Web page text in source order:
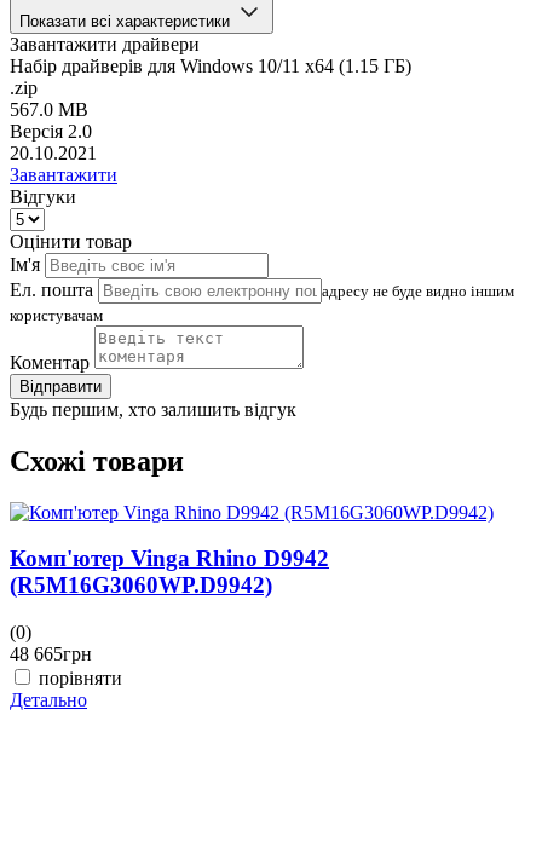
Показати всі характеристики
Завантажити драйвери
Набір драйверів для Windows 10/11 x64 (1.15 ГБ)
.zip
567.0 MB
Версія 2.0
20.10.2021
Завантажити
Відгуки
Оцінити товар
Ім'я
Ел. пошта
адресу не буде видно іншим
користувачам
Коментар
Відправити
Будь першим, хто залишить відгук
Схожі товари
Комп'ютер Vinga Rhino D9942
(R5M16G3060WP.D9942)
(0)
48 665грн
порівняти
Детально